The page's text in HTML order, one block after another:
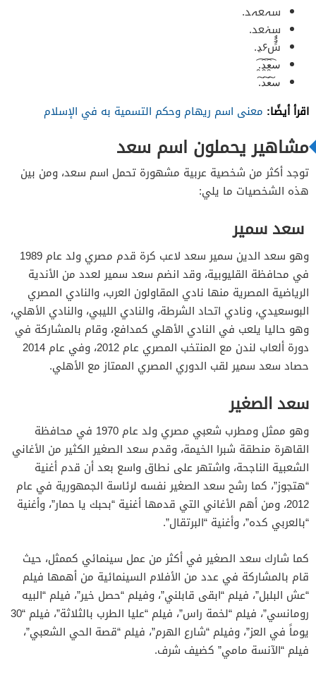
سہعہد.
سہٰعد.
سًٌُُ۶ﮃ.
س̯͡ع̯͡د̯͡.
س͠ع͠د͠.
اقرأ أيضًا: معنى اسم ريهام وحكم التسمية به في الإسلام
مشاهير يحملون اسم سعد
توجد أكثر من شخصية عربية مشهورة تحمل اسم سعد، ومن بين
هذه الشخصيات ما يلي:
سعد سمير
وهو سعد الدين سمير سعد لاعب كرة قدم مصري ولد عام 1989
في محافظة القليوبية، وقد انضم سعد سمير لعدد من الأندية
الرياضية المصرية منها نادي المقاولون العرب، والنادي المصري
البوسعيدي، ونادي اتحاد الشرطة، والنادي الليبي، والنادي الأهلي،
وهو حاليا يلعب في النادي الأهلي كمدافع، وقام بالمشاركة في
دورة ألعاب لندن مع المنتخب المصري عام 2012، وفي عام 2014
حصاد سعد سمير لقب الدوري المصري الممتاز مع الأهلي.
سعد الصغير
وهو ممثل ومطرب شعبي مصري ولد عام 1970 في محافظة
القاهرة منطقة شبرا الخيمة، وقدم سعد الصغير الكثير من الأغاني
الشعبية الناجحة، واشتهر على نطاق واسع بعد أن قدم أغنية
“هتجوز”، كما رشح سعد الصغير نفسه لرئاسة الجمهورية في عام
2012، ومن أهم الأغاني التي قدمها أغنية “بحبك يا حمار”، وأغنية
“بالعربي كده”، وأغنية “البرتقال”.
كما شارك سعد الصغير في أكثر من عمل سينمائي كممثل، حيث
قام بالمشاركة في عدد من الأفلام السينمائية من أهمها فيلم
“عش البلبل”، فيلم “ابقى قابلني”، وفيلم “حصل خير”، فيلم “البيه
رومانسي”، فيلم “لخمة راس”، فيلم “عليا الطرب بالثلاثة”، فيلم “30
يوماً في العز”، وفيلم “شارع الهرم”، فيلم “قصة الحي الشعبي”،
فيلم “الآنسة مامي” كضيف شرف.